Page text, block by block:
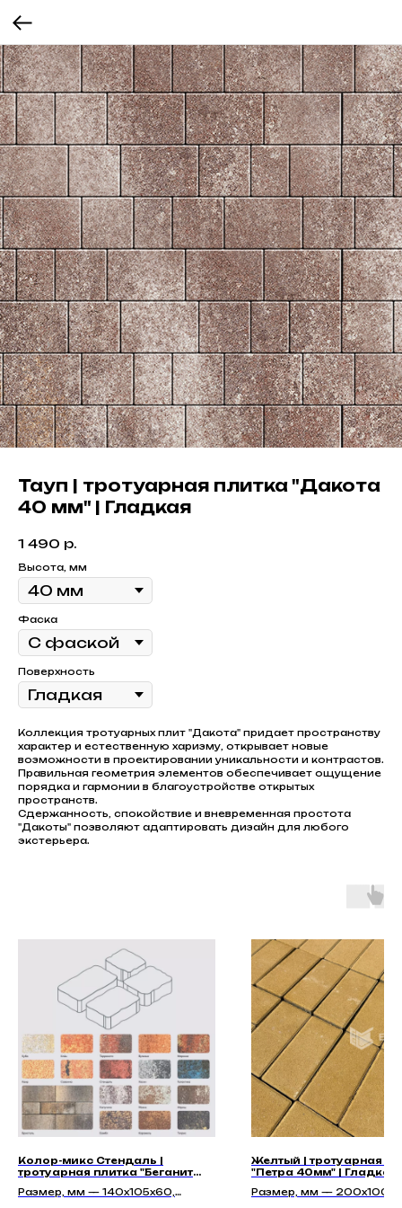
Тауп | тротуарная плитка "Дакота
40 мм" | Гладкая
1 490 р.
Высота, мм
Фаска
Поверхность
Коллекция тротуарных плит "Дакота" придает пространству
характер и естественную харизму, открывает новые
возможности в проектировании уникальности и контрастов.
Правильная геометрия элементов обеспечивает ощущение
порядка и гармонии в благоустройстве открытых
пространств.
Сдержанность, спокойствие и вневременная простота
"Дакоты" позволяют адаптировать дизайн для любого
экстерьера.
Колор-микс Стендаль |
тротуарная плитка "Беганит
Размер, мм — 140х105х60,
Желтый | тротуарная
"Петра 40мм" | Гладкая
Размер, мм —